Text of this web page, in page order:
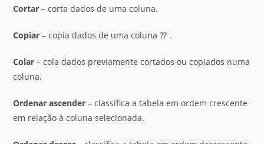
Cortar – corta dados de uma coluna.
Copiar – copia dados de uma coluna ⁇ .
Colar – cola dados previamente cortados ou copiados numa
coluna.
Ordenar ascender – classifica a tabela em ordem crescente
em relação à coluna selecionada.